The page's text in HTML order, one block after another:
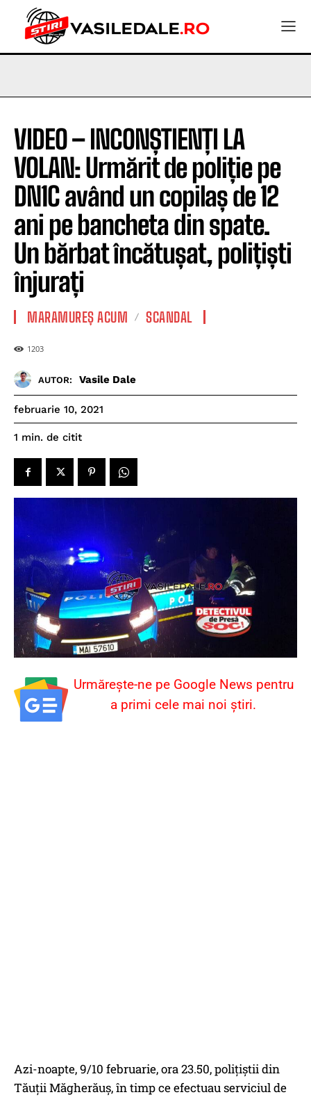
VIDEO – INCONȘTIENȚI LA
VOLAN: Urmărit de poliție pe
DN1C având un copilaș de 12
ani pe bancheta din spate.
Un bărbat încătușat, polițiști
înjurați
MARAMUREȘ ACUM SCANDAL
1203
AUTOR: Vasile Dale
februarie 10, 2021
1 min. de citit
Urmărește-ne pe Google News pentru
a primi cele mai noi știri.
Azi-noapte, 9/10 februarie, ora 23.50, polițiștii din
Tăuții Măgherăuș, în timp ce efectuau serviciul de